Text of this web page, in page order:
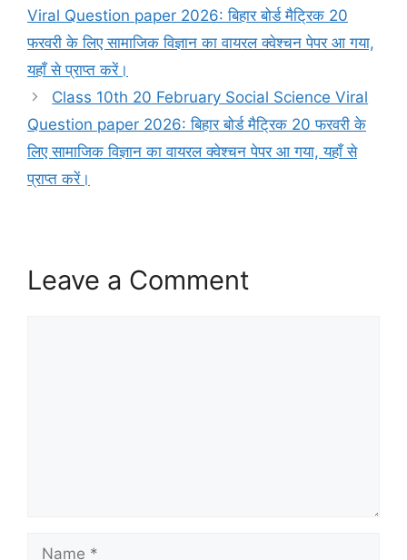
Viral Question paper 2026: बिहार बोर्ड मैट्रिक 20
फरवरी के लिए सामाजिक विज्ञान का वायरल क्वेश्चन पेपर आ गया,
यहाँ से प्राप्त करें।
Class 10th 20 February Social Science Viral
Question paper 2026: बिहार बोर्ड मैट्रिक 20 फरवरी के
लिए सामाजिक विज्ञान का वायरल क्वेश्चन पेपर आ गया, यहाँ से
प्राप्त करें।
Leave a Comment